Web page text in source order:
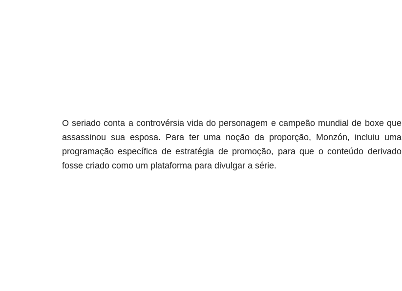
O seriado conta a controvérsia vida do personagem e campeão mundial de boxe que
assassinou sua esposa. Para ter uma noção da proporção, Monzón, incluiu uma
programação específica de estratégia de promoção, para que o conteúdo derivado
fosse criado como um plataforma para divulgar a série.